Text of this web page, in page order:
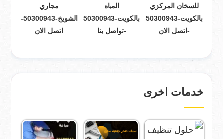
للسخان المركزي
بالكويت-50300943
-اتصل الان
المياه
بالكويت-50300943
-تواصل بنا
مجاري
الشويخ-50300943-
اتصل الان
خدمات اخرى